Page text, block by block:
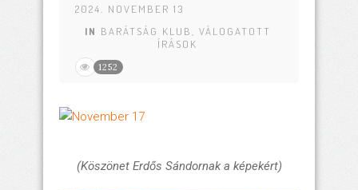
2024. NOVEMBER 13
IN BARÁTSÁG KLUB
VÁLOGATOTT
ÍRÁSOK
1252
(Köszönet Erdős Sándornak a képekért)